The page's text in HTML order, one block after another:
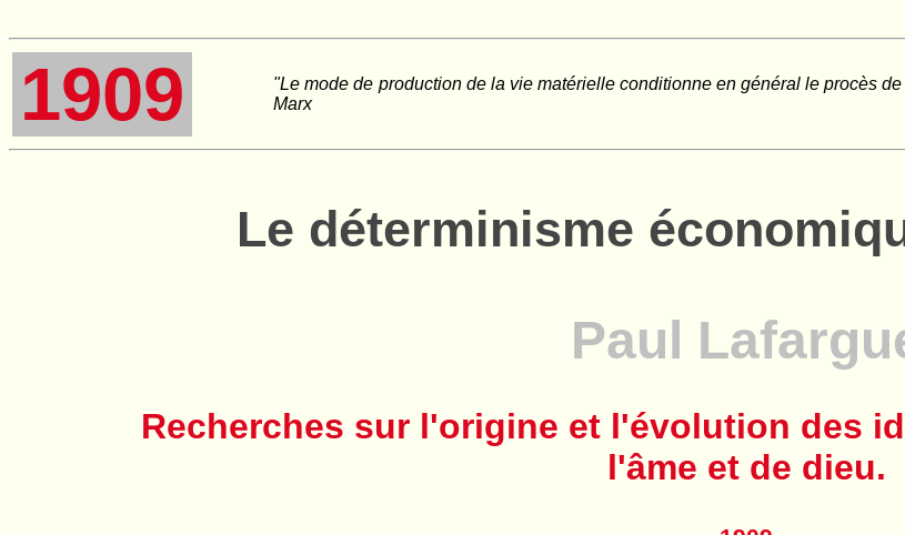
1909
"Le mode de production de la vie matérielle conditionne en général le procès
Marx
Le déterminisme
Paul
Recherches sur l'origine et l'évolution des
l'âme et de dieu.